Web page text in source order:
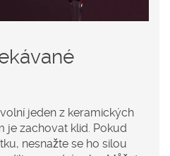
jeden z keramických
je zachovat klid. Pokud
nesnažte se ho silou